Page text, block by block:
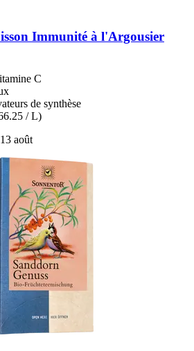
Immunité à l'Argousier
C
de synthèse
/ L)
août